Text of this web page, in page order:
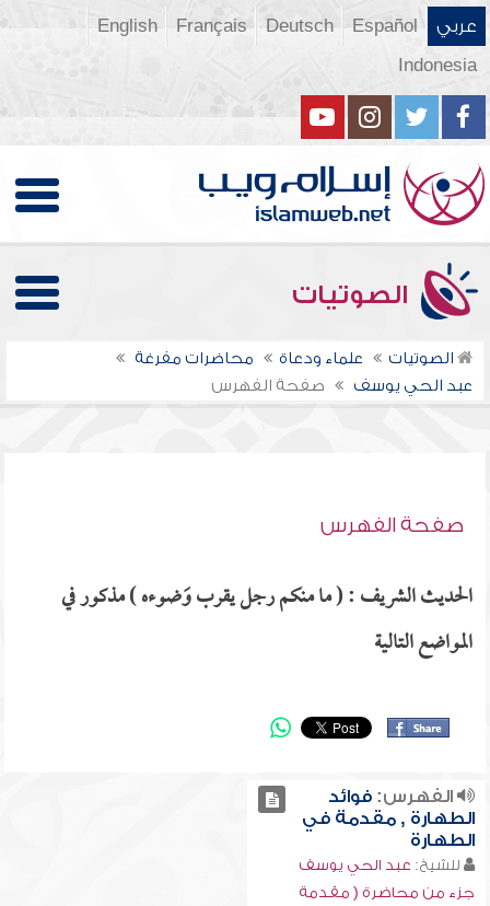
عربي Español
Deutsch
Français
English
Indonesia
الصوتيات
الصوتيات علماء ودعاة
محاضرات مفرغة
عبد الحي يوسف
صفحة الفهرس
صفحة الفهرس
الحديث الشريف : ( ما منكم رجل يقرب وَضوءه ) مذكور في
المواضع التالية
الفهرس:فوائد
الطهارة , مقدمة في
الطهارة
للشيخ: عبد الحي يوسف
جزء من محاضرة ( مقدمة